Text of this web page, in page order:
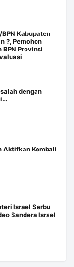
Kabupaten
?, Pemohon
BPN Provinsi
dengan
Aktifkan Kembali
Israel Serbu
Sandera Israel